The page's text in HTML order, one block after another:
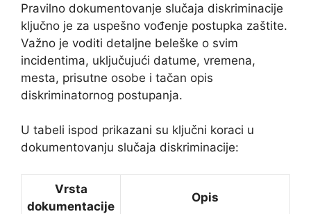
Pravilno dokumentovanje slučaja diskriminacije
ključno je za uspešno vođenje postupka zaštite.
Važno je voditi detaljne beleške o svim
incidentima, uključujući datume, vremena,
mesta, prisutne osobe i tačan opis
diskriminatornog postupanja.
U tabeli ispod prikazani su ključni koraci u
dokumentovanju slučaja diskriminacije:
Vrsta
dokumentacije
Opis